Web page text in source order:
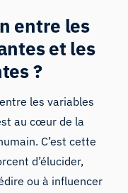
entre les
et les
?
les variables
au cœur de la
C’est cette
d’élucider,
ou à influencer